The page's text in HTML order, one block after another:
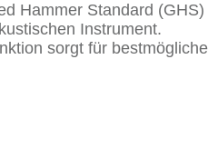
Hammer Standard
Instrument.
sorgt für